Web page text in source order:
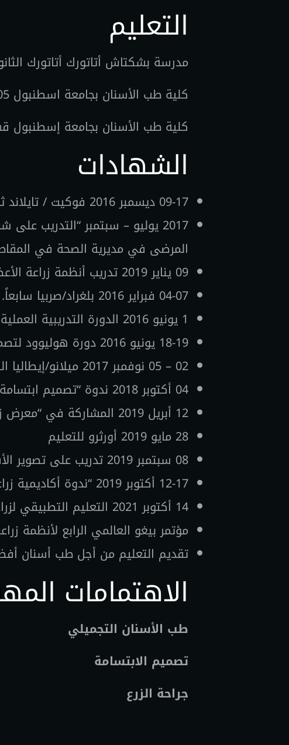
التعليم
مدرسة بشكتاش أتاتورك أتاتورك الثانوية
كلية طب الأسنان بجامعة اسطنبول 2005 – 2010
كلية طب الأسنان بجامعة إسطنبول
الشهادات
09-17 ديسمبر 2016 فوكيت / تايلاند ثامناً. الندوة التثقيفية لأنظمة زراعة الأسنان DTI
2017 يوليو – سبتمبر
المرضى في مديرية الصحة في
09 يناير 2019 تدريب أنظمة زراعة الأعضاء BEGO “الانسداد والبروتوكولات السريرية في زراعة الأطراف الاصطناعية”
04-07 فبراير 2016 بلغراد/صربيا سابعاً. ندوة تعليم أنظمة زراعة الأعضاء في معهد DTI
1 يونيو 2016 الدورة التدريبية العملية لترميم الانبساط الأمامي للجزء الأمامي من الجسم
18-19 يونيو 2016 دورة هوليوود لتصميم الابتسامة وقشور الفينير اللمفية
02 – 05 نوفمبر 2017 ميلانو/إيطاليا التاسع. الندوة التثقيفية لأنظمة زراعة الأعضاء DTI
04 أكتوبر 2018 ندوة “تصميم ابتسامة لامينا” بقيادة البروفيسور الدكتور إرهان تشومليكوغلو
12 أبريل 2019 المشاركة في “معرض زراعة الأعضاء 2019” المنعقد في مركز مؤتمرات بولمان إسطنبول بولمان
28 مايو 2019 أورثرو للتعليم
08 سبتمبر 2019 تدريب على تصوير الأسنان مع أورثرو وكانون
12-17 أكتوبر 2019 “ندوة أكاديمية زراعة الأسنان المتقدمة في بانكوك”
14 أكتوبر 2021 التعليم التطبيقي لزراعة الأسنان على الجثث من المستوى المتقدم
مؤتمر بيغو العالمي الرابع لأنظمة
تقديم التعليم من أجل طب أسنان
الاهتمامات
طب الأسنان التجميلي
تصميم الابتسامة
جراحة الزرع